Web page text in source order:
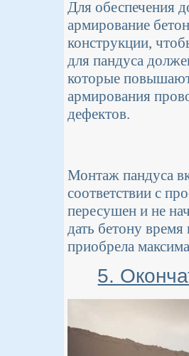
Для обеспечения
армирование
конструкции,
для пандуса
которые
армирования
дефектов.
Монтаж пандуса
соответствии с
пересушен и не
дать бетону
приобрела
5.